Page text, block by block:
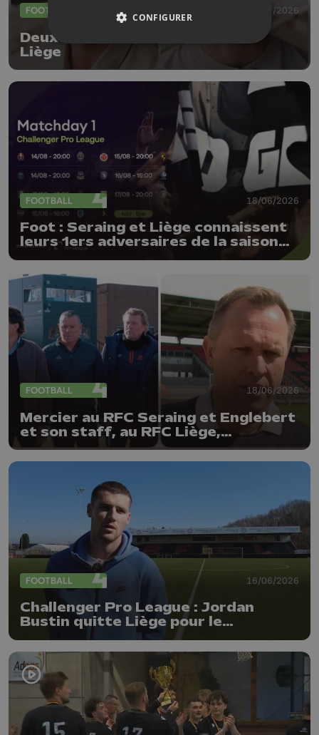
FOOTBALL 23/07/2026
Deux nouvelles arrivées au RFC
Liège
FOOTBALL 18/06/2026
Foot : Seraing et Liège connaissent
leurs 1ers adversaires de la saison
FOOTBALL 18/06/2026
Mercier au RFC Seraing et Englebert
et son staff, au RFC Liège,
prolongés
FOOTBALL 16/06/2026
Challenger Pro League : Jordan
Bustin quitte Liège pour le
CONFIGURER